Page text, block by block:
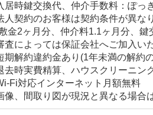
居時鍵交換代、仲介手数料：ぽっ
人契約のお客様は契約条件が異な
金2ヶ月分、仲介料1.1ヶ月分、鍵
によっては保証会社へご加入い
期解約違約金あり(1年未満の解約
去時実費精算、ハウスクリーニン
Fi対応インターネット月額無料
像、間取り図が現況と異なる場合